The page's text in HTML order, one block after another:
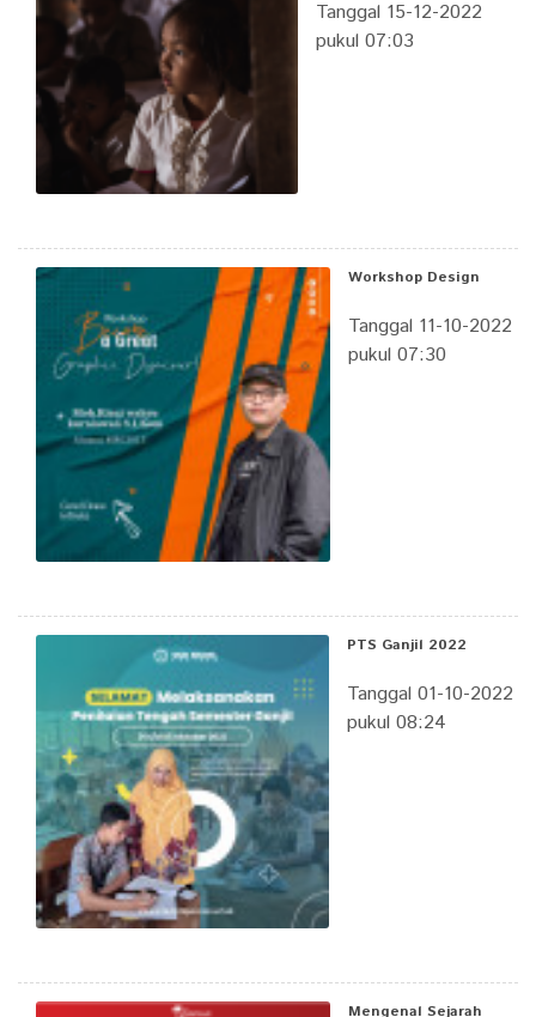
Tanggal 15-12-2022
pukul 07:03
Workshop Design
Tanggal 11-10-2022
pukul 07:30
PTS Ganjil 2022
Tanggal 01-10-2022
pukul 08:24
Mengenal Sejarah